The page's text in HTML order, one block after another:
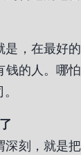
是，在最好的
钱的人。哪怕
深刻，就是把